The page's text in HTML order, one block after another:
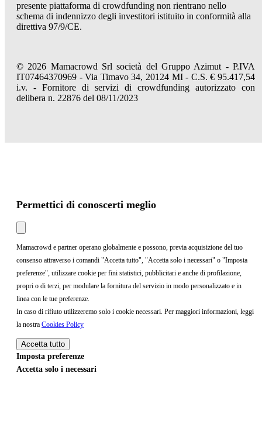
presente piattaforma di crowdfunding non rientrano nello
schema di indennizzo degli investitori istituito in conformità alla
direttiva 97/9/CE.
© 2026 Mamacrowd Srl società del Gruppo Azimut - P.IVA
IT07464370969 - Via Timavo 34, 20124 MI - C.S. € 95.417,54
i.v. - Fornitore di servizi di crowdfunding autorizzato con
delibera n. 22876 del 08/11/2023
Permettici di conoscerti meglio
Mamacrowd e partner operano globalmente e possono, previa acquisizione del tuo
consenso attraverso i comandi "Accetta tutto", "Accetta solo i necessari" o "Imposta
preferenze", utilizzare cookie per fini statistici, pubblicitari e anche di profilazione,
propri o di terzi, per modulare la fornitura del servizio in modo personalizzato e in
linea con le tue preferenze.
In caso di rifiuto utilizzeremo solo i cookie necessari. Per maggiori informazioni, leggi
la nostra Cookies Policy
Accetta tutto
Imposta preferenze
Accetta solo i necessari